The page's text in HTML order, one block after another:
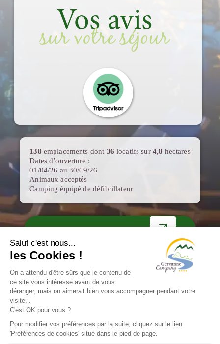
Vos avis
sur votre séjour
138 emplacements dont 36 locatifs sur 4,8 hectares
Dates d’ouverture :
01/04/26 au 30/09/26
Animaux acceptés
Camping équipé de défibrillateur
VISITE VIRTUELLE
DOCUMENTATION
Mentions Légales C.G.V ESE Communication
Gestion des cookies